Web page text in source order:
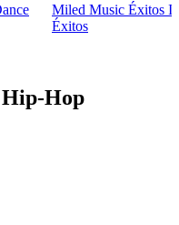
Miled Music Éxitos
Éxitos
Hop